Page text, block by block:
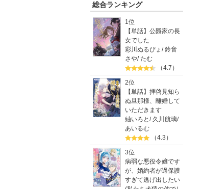
総合ランキング
1位
【単話】公爵家の長
女でした
彩川ぬるぴょ /鈴音
さや/たむ
（4.7）
2位
【単話】拝啓見知ら
ぬ旦那様、離婚して
いただきます
紬いろと / 久川航璃/
あいるむ
（4.3）
3位
病弱な悪役令嬢です
が、婚約者が過保護
すぎて逃げ出したい